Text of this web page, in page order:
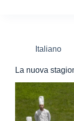
Italiano
La nuova